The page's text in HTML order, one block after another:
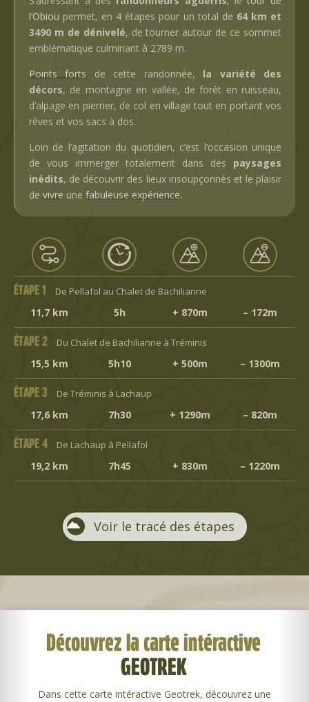
l’Obiou permet, en 4 étapes pour un total de 64 km et
3490 m de dénivelé, de tourner autour de ce sommet
emblématique culminant à 2789 m.
Points forts de cette randonnée, la variété des
décors, de montagne en vallée, de forêt en ruisseau,
d’alpage en pierrier, de col en village tout en portant vos
rêves et vos sacs à dos.
Loin de l’agitation du quotidien, c’est l’occasion unique
de vous immerger totalement dans des paysages
inédits, de découvrir des lieux insoupçonnés et le plaisir
de vivre une fabuleuse expérience.
ÉTAPE 1 De Pellafol au Chalet de Bachilianne
11,7 km 5h + 870m – 172m
ÉTAPE 2 Du Chalet de Bachilianne à Tréminis
15,5 km 5h10 + 500m – 1300m
ÉTAPE 3 De Tréminis à Lachaup
17,6 km 7h30 + 1290m – 820m
ÉTAPE 4 De Lachaup à Pellafol
19,2 km 7h45 + 830m – 1220m
Voir le tracé des étapes
Découvrez la carte intéractive
GEOTREK
Dans cette carte intéractive Geotrek, découvrez une